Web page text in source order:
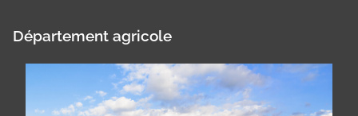
Département agricole